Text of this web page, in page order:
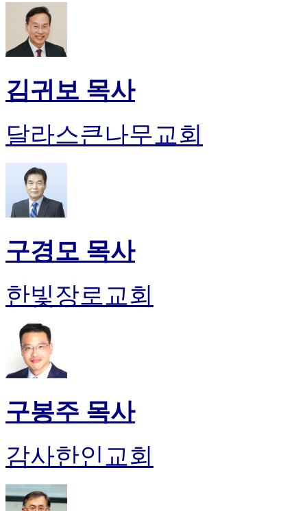
김귀보 목사
달라스큰나무교회
구경모 목사
한빛장로교회
구봉주 목사
감사한인교회